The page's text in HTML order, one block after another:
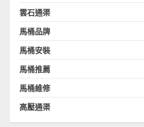
雲石通渠
馬桶品牌
馬桶安裝
馬桶推薦
馬桶維修
高壓通渠